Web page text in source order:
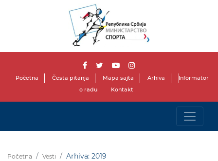
Početna Česta pitanja Mapa sajta Arhiva
Informator
o radu
Kontakt
Početna Vesti Arhiva: 2019